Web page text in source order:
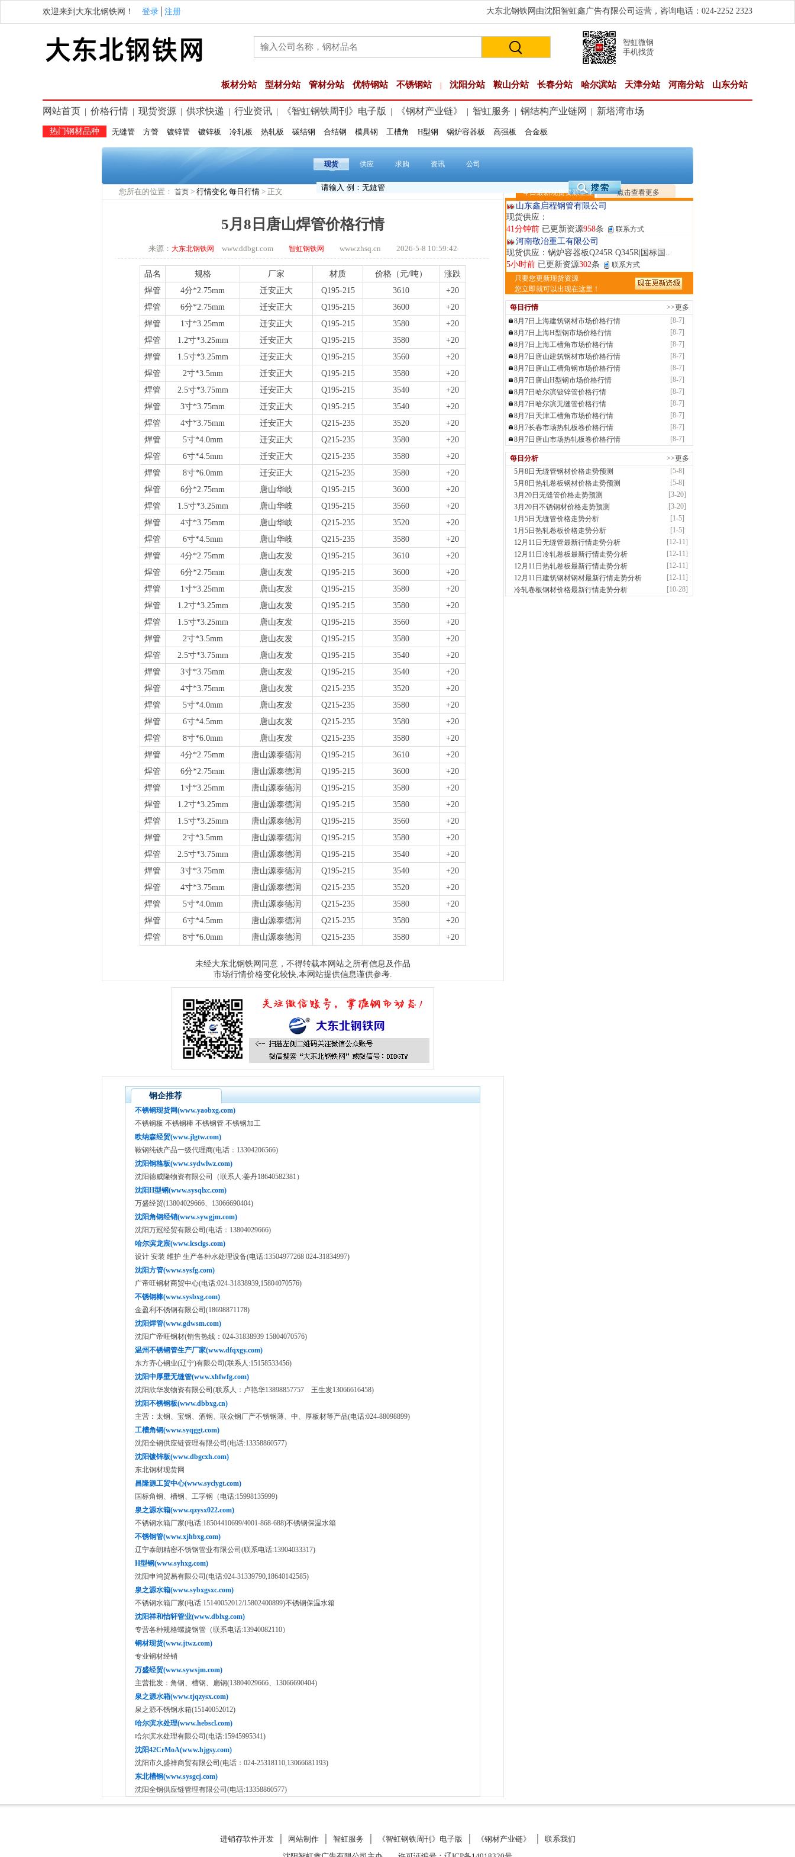
欢迎来到大东北钢铁网！ 登录 注册 大东北钢铁网由沈阳智虹鑫广告有限公司运营，咨询电话：024-2252 2323
智虹微钢
手机找货
板材分站 型材分站 管材分站 优特钢站 不锈钢站 沈阳分站 鞍山分站 长春分站 哈尔滨站 天津分站 河南分站 山东分站
网站首页 价格行情 现货资源 供求快递 行业资讯 《智虹钢铁周刊》电子版 《钢材产业链》 智虹服务 钢结构产业链网 新塔湾市场
热门钢材品种 无缝管 方管 镀锌管 镀锌板 冷轧板 热轧板 碳结钢 合结钢 模具钢 工槽角 H型钢 锅炉容器板 高强板 合金板
现货 供应 求购 资讯 公司
您所在的位置： 首页 > 行情变化 每日行情 > 正文
5月8日唐山焊管价格行情
来源： 大东北钢铁网 www.ddbgt.com 智虹钢铁网 www.zhsq.cn 2026-5-8 10:59:42
品名 规格 厂家 材质 价格（元/吨）
涨跌
焊管
4分*2.75mm 迁安正大 Q195-215 3610
+20
焊管
6分*2.75mm 迁安正大 Q195-215 3600
+20
焊管
1寸*3.25mm 迁安正大 Q195-215 3580
+20
焊管
1.2寸*3.25mm 迁安正大 Q195-215 3580
+20
焊管
1.5寸*3.25mm 迁安正大 Q195-215 3560
+20
焊管
2寸*3.5mm 迁安正大 Q195-215 3580
+20
焊管
2.5寸*3.75mm 迁安正大 Q195-215 3540
+20
焊管
3寸*3.75mm 迁安正大 Q195-215 3540
+20
焊管
4寸*3.75mm 迁安正大 Q215-235 3520
+20
焊管
5寸*4.0mm 迁安正大 Q215-235 3580
+20
焊管
6寸*4.5mm 迁安正大 Q215-235 3580
+20
焊管
8寸*6.0mm 迁安正大 Q215-235 3580
+20
焊管
6分*2.75mm 唐山华岐 Q195-215 3600
+20
焊管
1.5寸*3.25mm 唐山华岐 Q195-215 3560
+20
焊管
4寸*3.75mm 唐山华岐 Q215-235 3520
+20
焊管
6寸*4.5mm 唐山华岐 Q215-235 3580
+20
焊管
4分*2.75mm 唐山友发 Q195-215 3610
+20
焊管
6分*2.75mm 唐山友发 Q195-215 3600
+20
焊管
1寸*3.25mm 唐山友发 Q195-215 3580
+20
焊管
1.2寸*3.25mm 唐山友发 Q195-215 3580
+20
焊管
1.5寸*3.25mm 唐山友发 Q195-215 3560
+20
焊管
2寸*3.5mm 唐山友发 Q195-215 3580
+20
焊管
2.5寸*3.75mm 唐山友发 Q195-215 3540
+20
焊管
3寸*3.75mm 唐山友发 Q195-215 3540
+20
焊管
4寸*3.75mm 唐山友发 Q215-235 3520
+20
焊管
5寸*4.0mm 唐山友发 Q215-235 3580
+20
焊管
6寸*4.5mm 唐山友发 Q215-235 3580
+20
焊管
8寸*6.0mm 唐山友发 Q215-235 3580
+20
焊管
4分*2.75mm 唐山源泰德润 Q195-215 3610
+20
焊管
6分*2.75mm 唐山源泰德润 Q195-215 3600
+20
焊管
1寸*3.25mm 唐山源泰德润 Q195-215 3580
+20
焊管
1.2寸*3.25mm 唐山源泰德润 Q195-215 3580
+20
焊管
1.5寸*3.25mm 唐山源泰德润 Q195-215 3560
+20
焊管
2寸*3.5mm 唐山源泰德润 Q195-215 3580
+20
焊管
2.5寸*3.75mm 唐山源泰德润 Q195-215 3540
+20
焊管
3寸*3.75mm 唐山源泰德润 Q195-215 3540
+20
焊管
4寸*3.75mm 唐山源泰德润 Q215-235 3520
+20
焊管
5寸*4.0mm 唐山源泰德润 Q215-235 3580
+20
焊管
6寸*4.5mm 唐山源泰德润 Q215-235 3580
+20
焊管
8寸*6.0mm 唐山源泰德润 Q215-235 3580 +20
未经大东北钢铁网 同意，不得转载本网站之所有信息及作品
市场行情价格变化较快,本网站提供信息谨供参考.
今日最新现货资源企业 点击查看更多
玖隆晟钢管制造有限公司
现货供应：无缝管|合金管|圆钢|精密光亮管|马氏体..
现货供应：低合金板|高强度板|Z向板|
19分钟前已更新资源254条 联系方式
山东鑫启程钢管有限公司
现货供应：
41分钟前已更新资源958条 联系方式
河南敬冶重工有限公司
现货供应：锅炉容器板Q245R Q345R|国标国..
5小时前已更新资源302条 联系方式
天津亿宇金属材料有限公司（曼内斯曼）
现货供应：天津钢管|国产合金管|高压锅炉管|石油
裂..
5小时前已更新资源
舞钢市恒沃钢铁贸易有限公司
现货供应：耐磨板| 优碳板|低合金板|风电钢板|海..
21小时前已更新资源483条
河南省智帅实业有限公司
现货供应：特厚钢板|耐磨钢|容器板|
23小时前已更新资源1042条
舞钢市盛隆物资有限公司
现货供应：中低温锅炉容器板|中厚板|耐磨板|高强
板..
1天前已更新资源21条 联系方式
天津宝仓腾飞钢管销售有限公司
现货供应：输送流体管、高压锅炉管、化肥专用
管、耐低..
1天前已更新资源875条 联系方式
天津市辰建商贸有限公司
现货供应：不锈方管| 热扩无缝管| 方矩管
1天前已更新资源1280条 联系方式
玖隆晟钢管制造有限公司
现货供应：无缝管|合金管|圆钢|精密光亮管|马氏体..
5分钟前 已更新资源419条 联系方式
安阳市润兴商贸有限公司
现货供应：低合金板|高强度板|Z向板|
19分钟前已更新资源254条 联系方式
山东鑫启程钢管有限公司
只要您更新现货资源
您立即就可以出现在这里！
每日行情
>>更多
8月7日上海建筑钢材市场价格行情
[8-7]
8月7日上海H型钢市场价格行情
[8-7]
8月7日上海工槽角市场价格行情
[8-7]
8月7日唐山建筑钢材市场价格行情
[8-7]
8月7日唐山工槽角钢市场价格行情
[8-7]
8月7日唐山H型钢市场价格行情
[8-7]
8月7日哈尔滨镀锌管价格行情
[8-7]
8月7日哈尔滨无缝管价格行情
[8-7]
8月7日天津工槽角市场价格行情
[8-7]
8月7长春市场热轧板卷价格行情
[8-7]
8月7日唐山市场热轧板卷价格行情
[8-7]
每日分析
>>更多
5月8日无缝管钢材价格走势预测
[5-8]
5月8日热轧卷板钢材价格走势预测
[5-8]
3月20日无缝管价格走势预测
[3-20]
3月20日不锈钢材价格走势预测
[3-20]
1月5日无缝管价格走势分析
[1-5]
1月5日热轧卷板价格走势分析
[1-5]
12月11日无缝管最新行情走势分析
[12-11]
12月11日冷轧卷板最新行情走势分析
[12-11]
12月11日热轧卷板最新行情走势分析
[12-11]
12月11日建筑钢材钢材最新行情走势分析
[12-11]
冷轧卷板钢材价格最新行情走势分析
[10-28]
钢企推荐
不锈钢现货网(www.yaobxg.com)
不锈钢板 不锈钢棒 不锈钢管 不锈钢加工
欧纳森经贸(www.jlgtw.com)
鞍钢纯铁产品一级代理商(电话：13304206566)
沈阳钢格板(www.sydwlwz.com)
沈阳德威隆物资有限公司（联系人:姜丹18640582381）
沈阳H型钢(www.sysqlxc.com)
万盛经贸(13804029666、13066690404)
沈阳角钢经销(www.sywgjm.com)
沈阳万冠经贸有限公司(电话：13804029666)
哈尔滨龙宸(www.lcsclgs.com)
设计 安装 维护 生产各种水处理设备(电话:13504977268 024-31834997)
沈阳方管(www.sysfg.com)
广帝旺钢材商贸中心(电话:024-31838939,15804070576)
不锈钢棒(www.sysbxg.com)
金盈利不锈钢有限公司(18698871178)
沈阳焊管(www.gdwsm.com)
沈阳广帝旺钢材(销售热线：024-31838939 15804070576)
温州不锈钢管生产厂家(www.dfqxgy.com)
东方齐心钢业(辽宁)有限公司(联系人:15158533456)
沈阳中厚壁无缝管(www.xhfwfg.com)
沈阳欣华发物资有限公司(联系人：卢艳华13898857757 王生发13066616458)
沈阳不锈钢板(www.dbbxg.cn)
主营：太钢、宝钢、酒钢、联众钢厂产不锈钢薄、中、厚板材等产品(电话:024-88098899)
工槽角钢(www.syqggt.com)
沈阳全钢供应链管理有限公司(电话:13358860577)
沈阳镀锌板(www.dbgcxh.com)
东北钢材现货网
昌隆源工贸中心(www.syclygt.com)
国标角钢、槽钢、工字钢（电话:15998135999)
泉之源水箱(www.qzysx022.com)
不锈钢水箱厂家(电话:18504410699/4001-868-688)不锈钢保温水箱
不锈钢管(www.xjhbxg.com)
辽宁泰朗精密不锈钢管业有限公司(联系电话:13904033317)
H型钢(www.syhxg.com)
沈阳申鸿贸易有限公司(电话:024-31339790,18640142585)
泉之源水箱(www.sybxgsxc.com)
不锈钢水箱厂家(电话:15140052012/15802400899)不锈钢保温水箱
沈阳祥和怡轩管业(www.dblxg.com)
专营各种规格螺旋钢管（联系电话:13940082110）
钢材现货(www.jtwz.com)
专业钢材经销
万盛经贸(www.sywsjm.com)
主营批发：角钢、槽钢、扁钢(13804029666、13066690404)
泉之源水箱(www.tjqzysx.com)
泉之源不锈钢水箱(15140052012)
哈尔滨水处理(www.hebscl.com)
哈尔滨水处理有限公司(电话:15945995341)
沈阳42CrMoA(www.hjgsy.com)
沈阳市久盛祥商贸有限公司(电话：024-25318110,13066681193)
东北槽钢(www.sysgcj.com)
沈阳全钢供应链管理有限公司(电话:13358860577)
进销存软件开发│ 网站制作│ 智虹服务 《智虹钢铁周刊》电子版 《钢材产业链》
联系我们